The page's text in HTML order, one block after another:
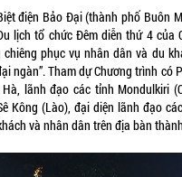
ĐIỀU HÀNH
điện Bảo Đại (thành phố Buôn
lịch tổ chức Đêm diễn thứ 4 của
chiêng phục vụ nhân dân và du
ngàn”. Tham dự Chương trình có
Hà, lãnh đạo các tỉnh Mondulkiri
Kông (Lào), đại diện lãnh đạo
và nhân dân trên địa bàn